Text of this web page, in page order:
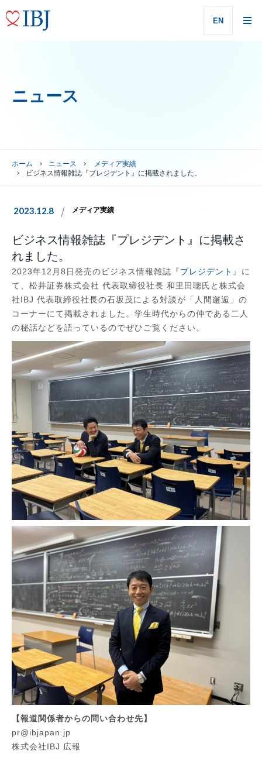
EN
ニュース
ホーム ニュース
メディア実績
ビジネス情報雑誌『プレジデント』に掲載されました。
2023.12.8 メディア実績
ビジネス情報雑誌『プレジデント』に掲載さ
れました。
2023年12月8日発売のビジネス情報雑誌『プレジデント 』に
て、松井証券株式会社 代表取締役社長 和里田聰氏と株式会
社IBJ 代表取締役社長の石坂茂による対談が「人間邂逅」の
コーナーにて掲載されました。学生時代からの仲である二人
の秘話などを語っているのでぜひご覧ください。
【報道関係者からの問い合わせ先】
pr@ibjapan.jp
株式会社IBJ 広報